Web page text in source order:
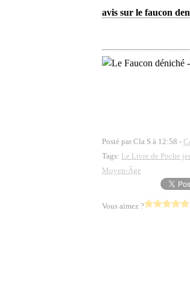
avis sur le faucon
Posté par Cla S à 12:58 -
Tags: Le Livre de Poche
Moyen-Âge
Vous aimez ?